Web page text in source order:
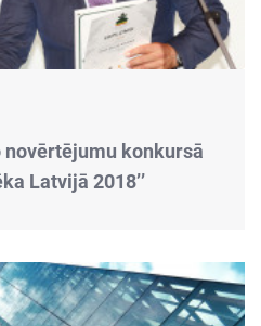
konkursā
Latvijā 2018’’